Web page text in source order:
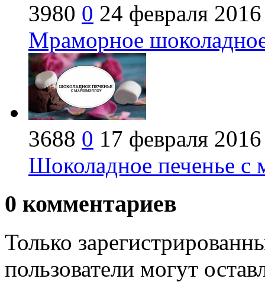
3980 0 24 февраля 2016
Мраморное
3688 0 17 февраля 2016
Шоколадное печенье с
0 комментариев
Только
пользователи могут